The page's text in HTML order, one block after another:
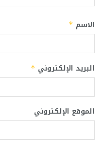
الاسم *
البريد الإلكتروني *
الموقع الإلكتروني